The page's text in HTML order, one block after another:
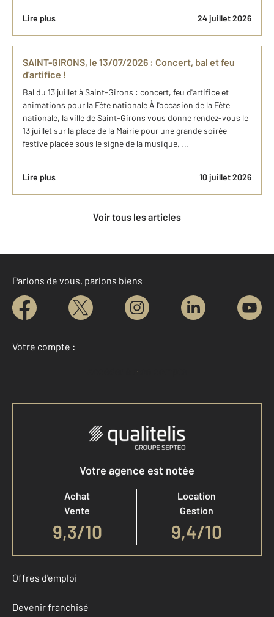
Lire plus 24 juillet 2026
SAINT-GIRONS, le 13/07/2026 : Concert, bal et feu
d'artifice !
Bal du 13 juillet à Saint-Girons : concert, feu d'artifice et
animations pour la Fête nationale À l'occasion de la Fête
nationale, la ville de Saint-Girons vous donne rendez-vous le
13 juillet sur la place de la Mairie pour une grande soirée
festive placée sous le signe de la musique, ...
Lire plus 10 juillet 2026
Voir tous les articles
Parlons de vous, parlons biens
Votre compte :
Accéder à mon compte
Votre agence est notée
Achat
Vente
9,3/10
Location
Gestion
9,4/10
Offres d'emploi
Devenir franchisé